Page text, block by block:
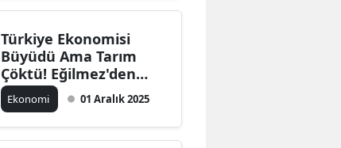
Türkiye Ekonomisi
Büyüdü Ama Tarım
Çöktü! Eğilmez'den
Sert Analiz
Ekonomi 01 Aralık 2025